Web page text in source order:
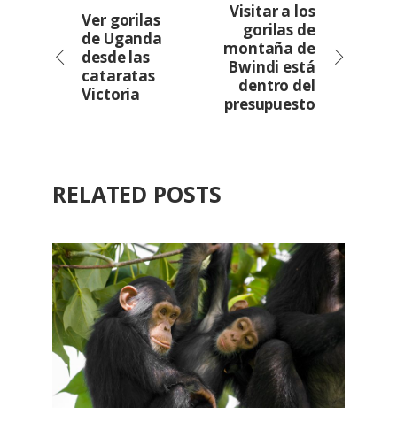
Ver gorilas
de Uganda
desde las
cataratas
Victoria
Visitar a los
gorilas de
montaña de
Bwindi está
dentro del
presupuesto
RELATED POSTS